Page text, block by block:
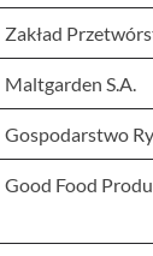
Zakład
Maltgarden S.A.
Gospodarstwo
Good Food